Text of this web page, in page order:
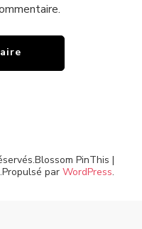
Blossom PinThis |
.Propulsé par WordPress.